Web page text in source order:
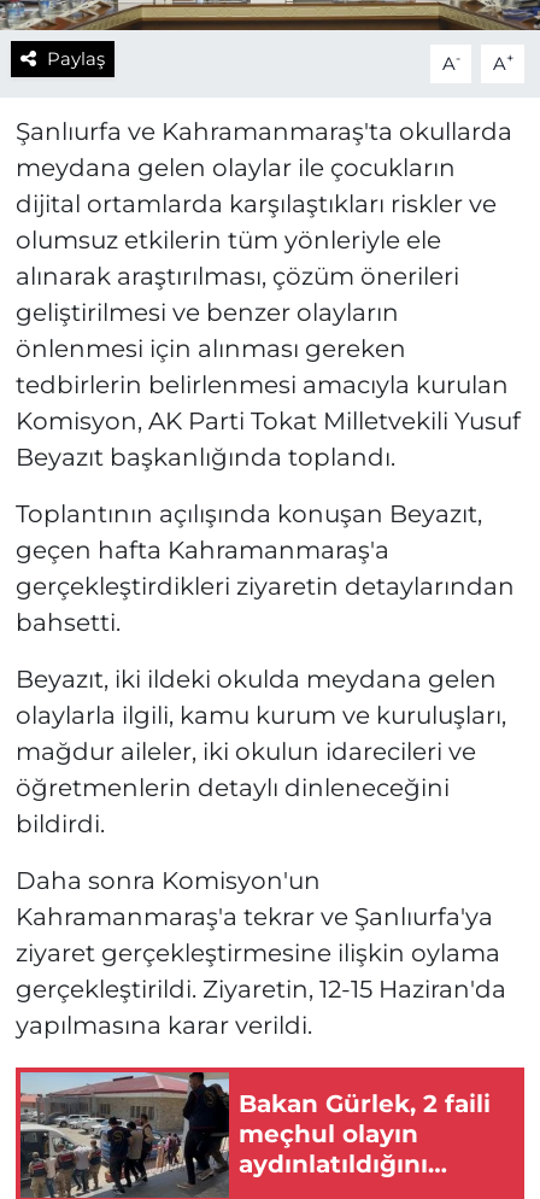
Paylaş A- A+
Şanlıurfa ve Kahramanmaraş'ta okullarda
meydana gelen olaylar ile çocukların
dijital ortamlarda karşılaştıkları riskler ve
olumsuz etkilerin tüm yönleriyle ele
alınarak araştırılması, çözüm önerileri
geliştirilmesi ve benzer olayların
önlenmesi için alınması gereken
tedbirlerin belirlenmesi amacıyla kurulan
Komisyon, AK Parti Tokat Milletvekili Yusuf
Beyazıt başkanlığında toplandı.
Toplantının açılışında konuşan Beyazıt,
geçen hafta Kahramanmaraş'a
gerçekleştirdikleri ziyaretin detaylarından
bahsetti.
Beyazıt, iki ildeki okulda meydana gelen
olaylarla ilgili, kamu kurum ve kuruluşları,
mağdur aileler, iki okulun idarecileri ve
öğretmenlerin detaylı dinleneceğini
bildirdi.
Daha sonra Komisyon'un
Kahramanmaraş'a tekrar ve Şanlıurfa'ya
ziyaret gerçekleştirmesine ilişkin oylama
gerçekleştirildi. Ziyaretin, 12-15 Haziran'da
yapılmasına karar verildi.
Bakan Gürlek, 2 faili
meçhul olayın
aydınlatıldığını